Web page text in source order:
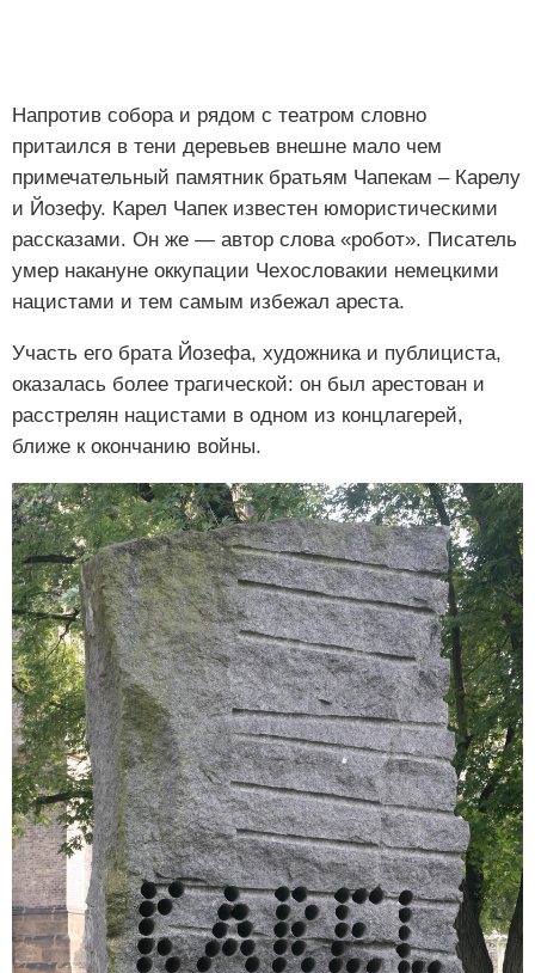
Напротив собора и рядом с театром словно
притаился в тени деревьев внешне мало чем
примечательный памятник братьям Чапекам – Карелу
и Йозефу. Карел Чапек известен юмористическими
рассказами. Он же — автор слова «робот». Писатель
умер накануне оккупации Чехословакии немецкими
нацистами и тем самым избежал ареста.
Участь его брата Йозефа, художника и публициста,
оказалась более трагической: он был арестован и
расстрелян нацистами в одном из концлагерей,
ближе к окончанию войны.